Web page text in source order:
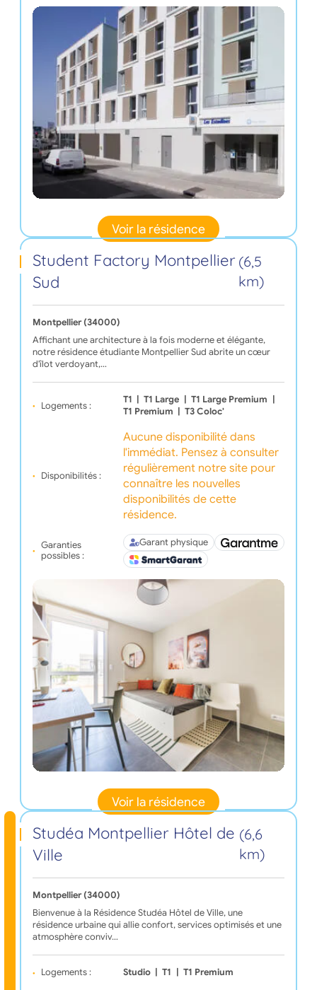
Voir la résidence
Student Factory Montpellier
Sud
(6,5
km)
Montpellier (34000)
Affichant une architecture à la fois moderne et élégante,
notre résidence étudiante Montpellier Sud abrite un cœur
d'îlot verdoyant,…
Logements :
T1 T1 Large T1 Large Premium
T1 Premium
T3 Coloc'
Disponibilités :
Aucune disponibilité dans
l'immédiat. Pensez à consulter
régulièrement notre site pour
connaître les nouvelles
disponibilités de cette
résidence.
Garanties
possibles :
Garant physique
Voir la résidence
Studéa Montpellier Hôtel de
Ville
(6,6
km)
Montpellier (34000)
Bienvenue à la Résidence Studéa Hôtel de Ville, une
résidence urbaine qui allie confort, services optimisés et une
atmosphère conviv…
Logements : Studio T1 T1 Premium